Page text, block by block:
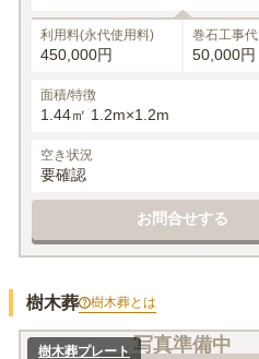
利用料(永代使用料)
450,000円
巻石工事代
50,000円
面積/特徴
1.44㎡ 1.2m×1.2m
空き状況
要確認
お問合せする
樹木葬 樹木葬とは
写真準備中
樹木葬プレート